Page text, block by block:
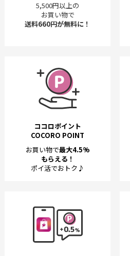
5,500円以上の
お買い物で
送料660円が無料に！
ココロポイント
COCORO POINT
お買い物で最大4.5%
もらえる！
ポイ活でおトク♪